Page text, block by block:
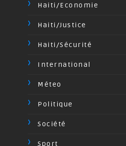
Haiti/Economie
Haiti/Justice
Haiti/Sécurité
International
Méteo
Politique
Société
Sport